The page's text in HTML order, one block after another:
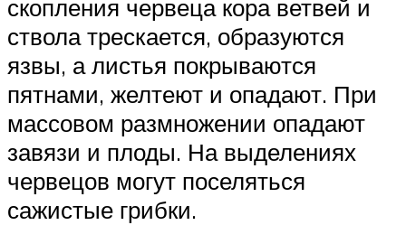
скопления червеца кора ветвей и
ствола трескается, образуются
язвы, а листья покрываются
пятнами, желтеют и опадают. При
массовом размножении опадают
завязи и плоды. На выделениях
червецов могут поселяться
сажистые грибки.